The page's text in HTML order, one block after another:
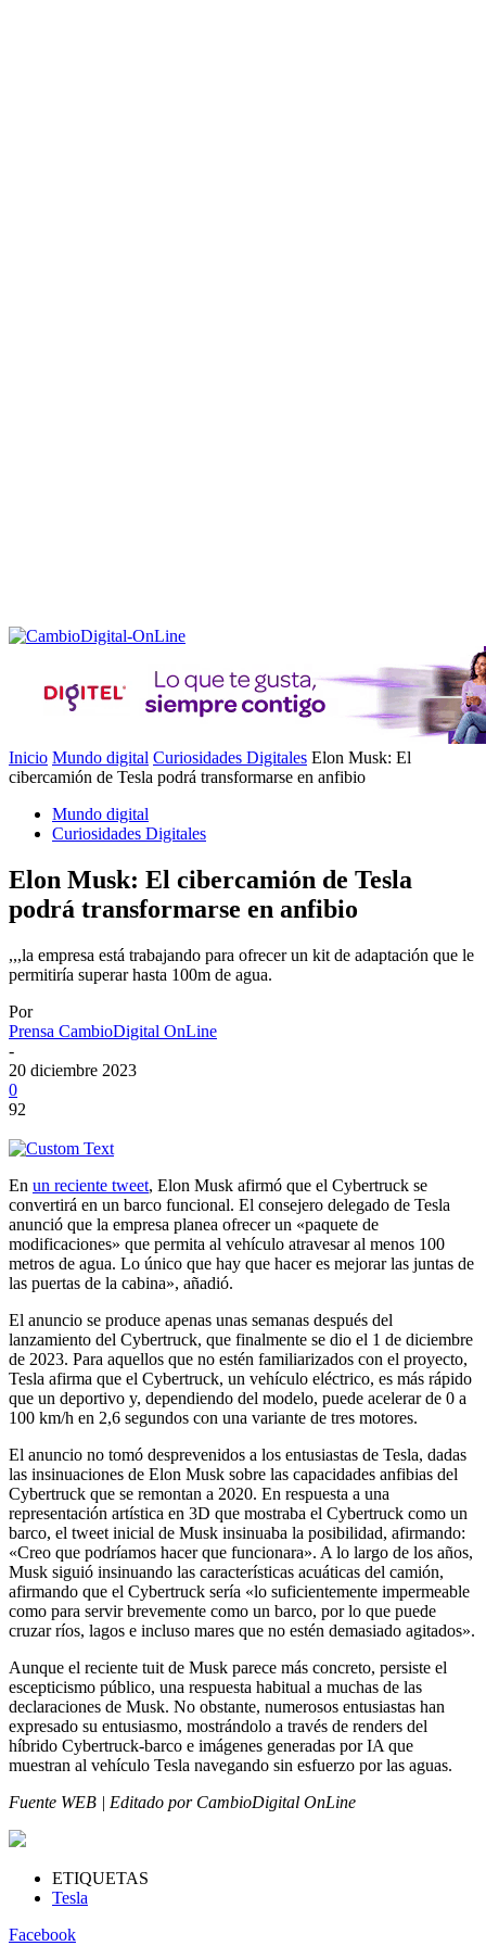
Inicio Mundo digital Curiosidades Digitales Elon Musk: El
cibercamión de Tesla podrá transformarse en anfibio
Mundo digital
Curiosidades Digitales
Elon Musk: El cibercamión de Tesla
podrá transformarse en anfibio
,,,la empresa está trabajando para ofrecer un kit de adaptación que le
permitiría superar hasta 100m de agua.
Por
Prensa CambioDigital OnLine
-
20 diciembre 2023
0
92
En un reciente tweet, Elon Musk afirmó que el Cybertruck se
convertirá en un barco funcional. El consejero delegado de Tesla
anunció que la empresa planea ofrecer un «paquete de
modificaciones» que permita al vehículo atravesar al menos 100
metros de agua. Lo único que hay que hacer es mejorar las juntas de
las puertas de la cabina», añadió.
El anuncio se produce apenas unas semanas después del
lanzamiento del Cybertruck, que finalmente se dio el 1 de diciembre
de 2023. Para aquellos que no estén familiarizados con el proyecto,
Tesla afirma que el Cybertruck, un vehículo eléctrico, es más rápido
que un deportivo y, dependiendo del modelo, puede acelerar de 0 a
100 km/h en 2,6 segundos con una variante de tres motores.
El anuncio no tomó desprevenidos a los entusiastas de Tesla, dadas
las insinuaciones de Elon Musk sobre las capacidades anfibias del
Cybertruck que se remontan a 2020. En respuesta a una
representación artística en 3D que mostraba el Cybertruck como un
barco, el tweet inicial de Musk insinuaba la posibilidad, afirmando:
«Creo que podríamos hacer que funcionara». A lo largo de los años,
Musk siguió insinuando las características acuáticas del camión,
afirmando que el Cybertruck sería «lo suficientemente impermeable
como para servir brevemente como un barco, por lo que puede
cruzar ríos, lagos e incluso mares que no estén demasiado agitados».
Aunque el reciente tuit de Musk parece más concreto, persiste el
escepticismo público, una respuesta habitual a muchas de las
declaraciones de Musk. No obstante, numerosos entusiastas han
expresado su entusiasmo, mostrándolo a través de renders del
híbrido Cybertruck-barco e imágenes generadas por IA que
muestran al vehículo Tesla navegando sin esfuerzo por las aguas.
Fuente WEB | Editado por CambioDigital OnLine
ETIQUETAS
Tesla
Facebook